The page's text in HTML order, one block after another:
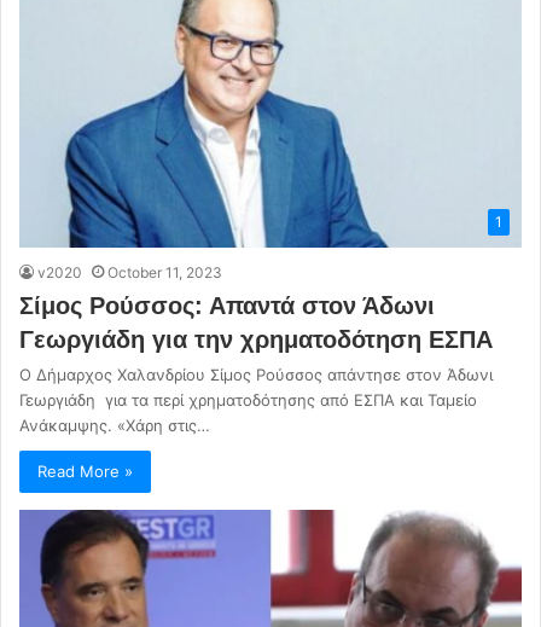
1
v2020 October 11, 2023
Σίμος Ρούσσος: Απαντά στον Άδωνι
Γεωργιάδη για την χρηματοδότηση ΕΣΠΑ
Ο Δήμαρχος Χαλανδρίου Σίμος Ρούσσος απάντησε στον Άδωνι
Γεωργιάδη για τα περί χρηματοδότησης από ΕΣΠΑ και Ταμείο
Ανάκαμψης. «Χάρη στις…
Read More »